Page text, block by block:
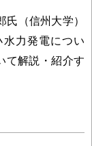
（信州大学）
力発電につい
て解説・紹介す